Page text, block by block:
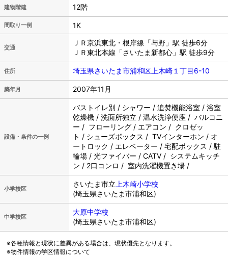
建物階建 12階
間取り一例 1K
交通
ＪＲ京浜東北・根岸線「与野」駅 徒歩6分
ＪＲ東北本線「さいたま新都心」駅 徒歩9分
住所 埼玉県さいたま市浦和区上木崎１丁目6-10
築年月 2007年11月
設備・条件の一例
バストイレ別 / シャワー / 追焚機能浴室 / 浴室
乾燥機 / 洗面所独立 / 温水洗浄便座 / バルコニ
ー / フローリング / エアコン / クロゼッ
ト / シューズボックス / TVインターホン / オ
ートロック / エレベーター / 宅配ボックス / 駐
輪場 / 光ファイバー / CATV / システムキッチ
ン / 2口コンロ / 室内洗濯機置き場 /
小学校区
さいたま市立 上木崎小学校
(埼玉県さいたま市浦和区)
中学校区
大原中学校
(埼玉県さいたま市浦和区)
※各種情報と現状に差異がある場合は、現状優先となります。
※物件情報の学区情報について